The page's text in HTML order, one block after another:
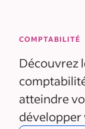
COMPTABILITÉ
Découvrez
atteindre